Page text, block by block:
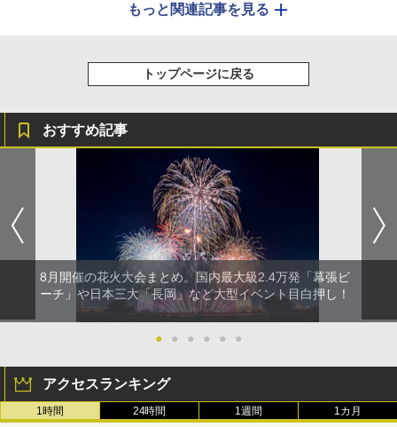
もっと関連記事を見る
トップページに戻る
おすすめ記事
8月開催の花火大会まとめ。国内最大級2.4万発「幕張ビ
ーチ」や日本三大「長岡」など大型イベント目白押し！
● ● ● ● ● ●
アクセスランキング
1時間 24時間 1週間 1カ月